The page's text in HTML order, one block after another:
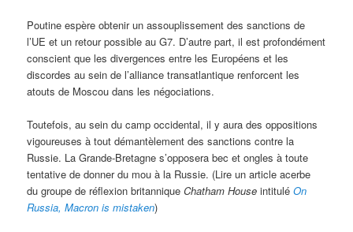
Poutine espère obtenir un assouplissement des sanctions de
l’UE et un retour possible au G7. D’autre part, il est profondément
conscient que les divergences entre les Européens et les
discordes au sein de l’alliance transatlantique renforcent les
atouts de Moscou dans les négociations.
Toutefois, au sein du camp occidental, il y aura des oppositions
vigoureuses à tout démantèlement des sanctions contre la
Russie. La Grande-Bretagne s’opposera bec et ongles à toute
tentative de donner du mou à la Russie. (Lire un article acerbe
du groupe de réflexion britanniqueChatham House intituléOn
Russia, Macron is mistaken)